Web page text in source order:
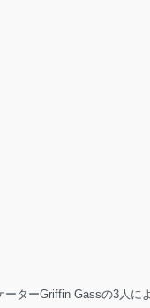
ターGriffin Gassの3人に